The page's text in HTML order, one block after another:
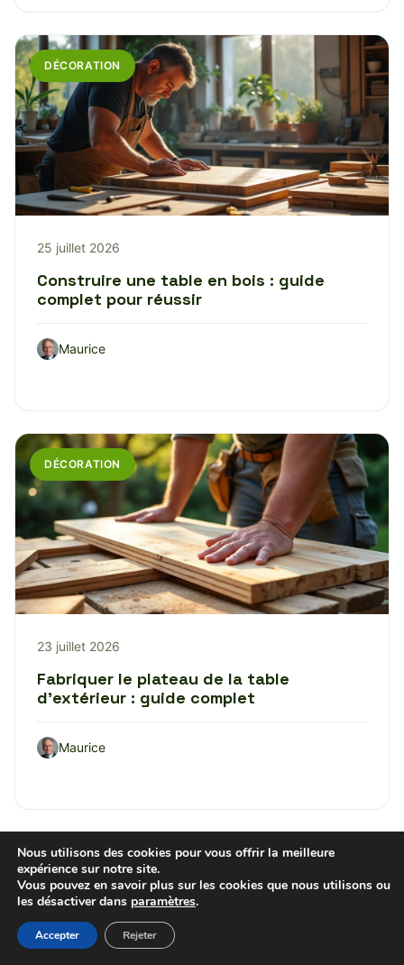
DÉCORATION
25 juillet 2026
Construire une table en bois : guide
complet pour réussir
Maurice
DÉCORATION
23 juillet 2026
Fabriquer le plateau de la table
d’extérieur : guide complet
Maurice
DÉCORATION
Nous utilisons des cookies pour vous offrir la meilleure
expérience sur notre site.
Vous pouvez en savoir plus sur les cookies que nous utilisons ou
les désactiver dans paramètres.
Accepter Rejeter